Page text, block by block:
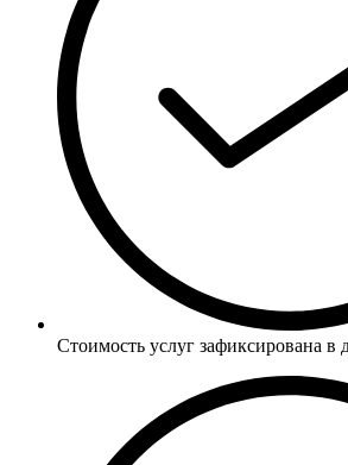
Стоимость услуг зафиксирована в